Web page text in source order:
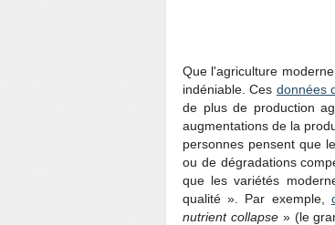
Que l'agriculture
indéniable. Ces données
de plus de production
augmentations de la
personnes pensent que
ou de dégradations
que les variétés
qualité ». Par exemple,
nutrient collapse» (le